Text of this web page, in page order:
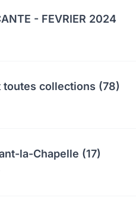
- FEVRIER 2024
toutes collections (78)
la-Chapelle (17)